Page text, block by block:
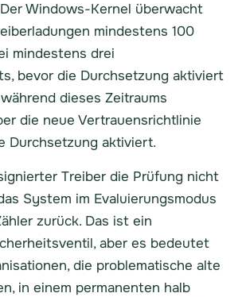
Windows-Kernel überwacht
mindestens 100
mindestens drei
bevor die Durchsetzung aktiviert
dieses Zeitraums
die neue Vertrauensrichtlinie
Durchsetzung aktiviert.
Treiber die Prüfung nicht
System im Evaluierungsmodus
zurück. Das ist ein
aber es bedeutet
die problematische alte
in einem permanenten halb